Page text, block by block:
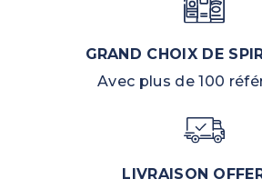
GRAND CHOIX DE
Avec plus de 100
LIVRAISON